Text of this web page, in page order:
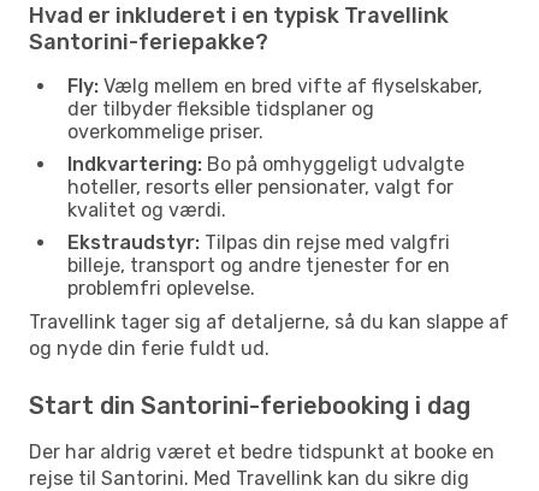
Hvad er inkluderet i en typisk Travellink
Santorini-feriepakke?
Fly: Vælg mellem en bred vifte af flyselskaber,
der tilbyder fleksible tidsplaner og
overkommelige priser.
Indkvartering: Bo på omhyggeligt udvalgte
hoteller, resorts eller pensionater, valgt for
kvalitet og værdi.
Ekstraudstyr: Tilpas din rejse med valgfri
billeje, transport og andre tjenester for en
problemfri oplevelse.
Travellink tager sig af detaljerne, så du kan slappe af
og nyde din ferie fuldt ud.
Start din Santorini-feriebooking i dag
Der har aldrig været et bedre tidspunkt at booke en
rejse til Santorini. Med Travellink kan du sikre dig